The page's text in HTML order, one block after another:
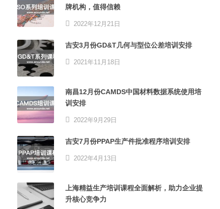
牌机构，值得信赖
2022年12月21日
吉安3月份GD&T几何与型位公差培训安排
2021年11月18日
南昌12月份CAMDS中国材料数据系统使用培
训安排
2022年9月29日
吉安7月份PPAP生产件批准程序培训安排
2022年4月13日
上海精益生产培训课程全面解析，助力企业提
升核心竞争力